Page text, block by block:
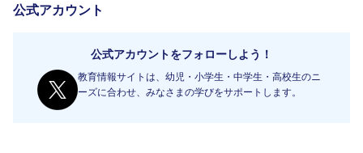
公式アカウント
公式アカウントをフォローしよう！
教育情報サイトは、幼児・小学生・中学生・高校生のニ
ーズに合わせ、みなさまの学びをサポートします。